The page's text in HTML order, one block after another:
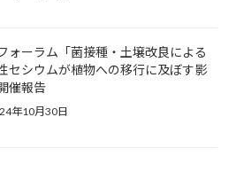
ォーラム「菌接種・土壌改良による
セシウムが植物への移行に及ぼす影
催報告
年10月30日